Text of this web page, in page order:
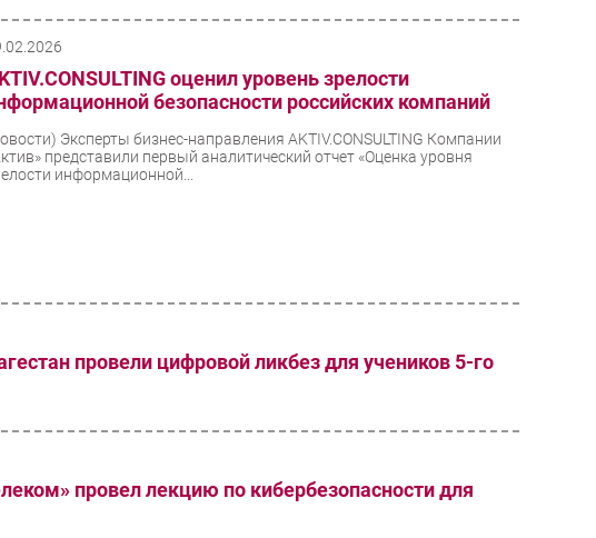
оценил уровень зрелости
безопасности российских компаний
Эксперты бизнес-направления AKTIV.CONSULTING Компании
представили первый аналитический отчет «Оценка уровня
информационной...
провели цифровой ликбез для учеников 5-го
провел лекцию по кибербезопасности для